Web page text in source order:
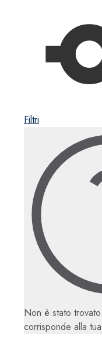
Filtri
Non è stato
corrisponde alla